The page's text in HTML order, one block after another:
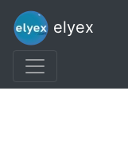
elyex